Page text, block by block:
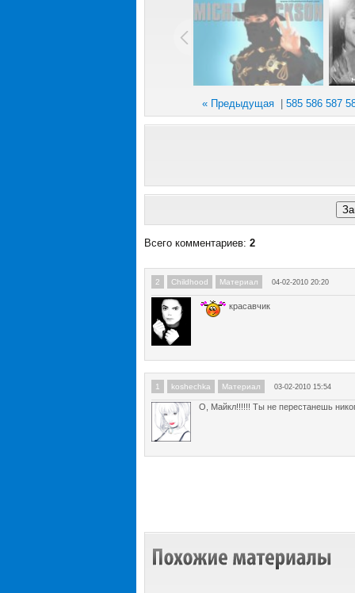
« Предыдущая| 585 586 587
Всего комментариев: 2
2 Childhood Материал 04-02-2010 20:20
красавчик
1 koshechka Материал 03-02-2010 15:54
О, Майкл!!!!!! Ты не перестанешь